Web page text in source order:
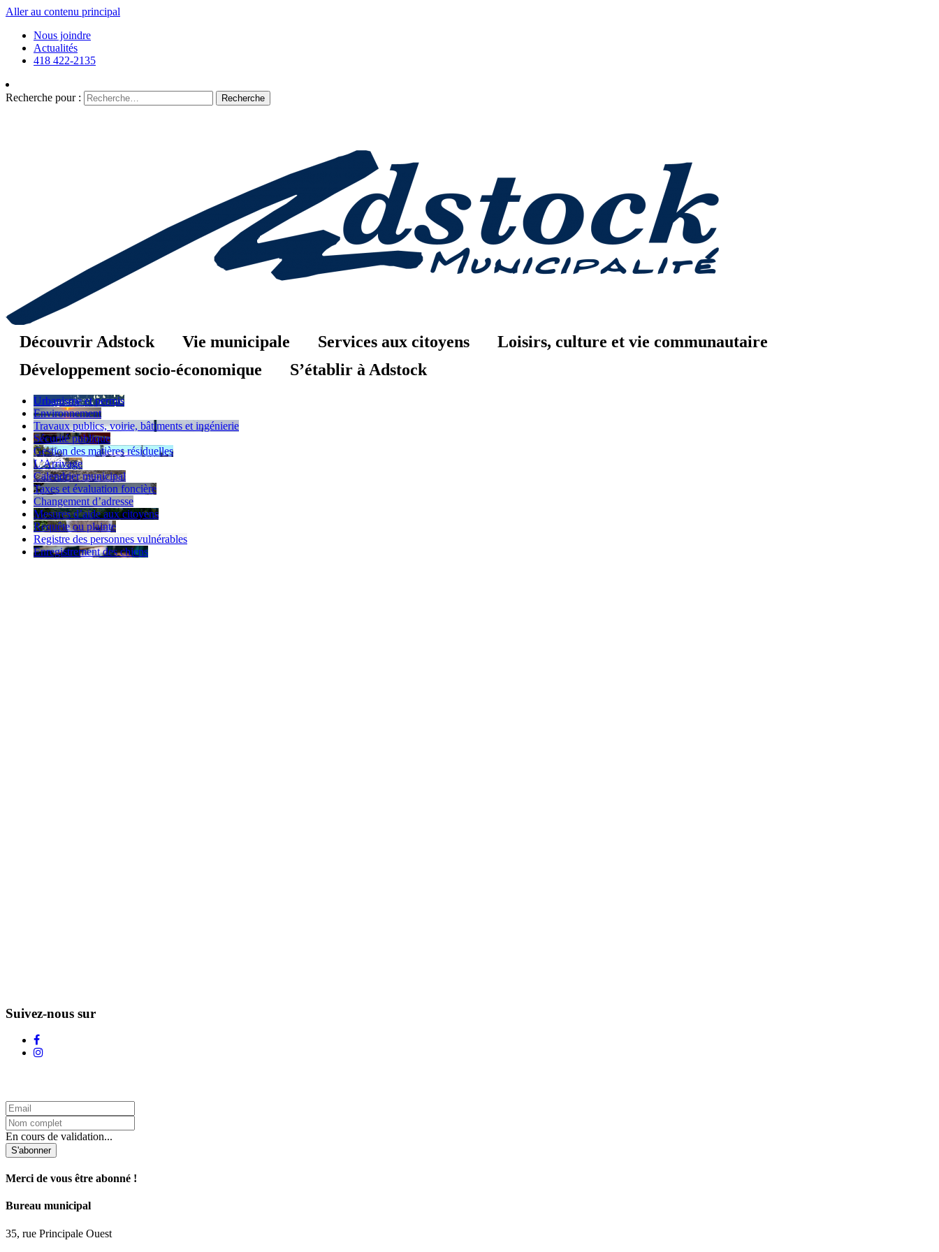
Aller au contenu principal
Nous joindre
Actualités
418 422-2135
Recherche pour : Recherche
Découvrir Adstock Vie municipale Services aux citoyens
Loisirs, culture et vie communautaire
Développement socio-économique
S’établir à Adstock
Urbanisme et permis
Environnement
Travaux publics, voirie, bâtiments et ingénierie
Sécurité publique
Gestion des matières résiduelles
L’Arrivage
Calendrier municipal
Taxes et évaluation foncière
Changement d’adresse
Mesures d’aide aux citoyens
Requête ou plainte
Registre des personnes vulnérables
Enregistrement des chiens
Suivez-nous sur
En cours de validation...
S'abonner
Merci de vous être abonné !
Bureau municipal
35, rue Principale Ouest